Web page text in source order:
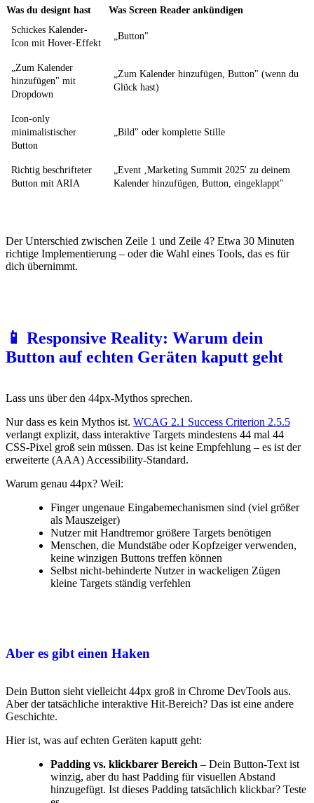
Was du designt hast
Was Screen Reader ankündigen
Schickes Kalender-
Icon mit Hover-Effekt
„Button"
„Zum Kalender
hinzufügen" mit
Dropdown
„Zum Kalender hinzufügen, Button" (wenn du
Glück hast)
Icon-only
minimalistischer
Button
„Bild" oder komplette Stille
Richtig beschrifteter
Button mit ARIA
„Event ‚Marketing Summit 2025' zu deinem
Kalender hinzufügen, Button, eingeklappt"
Der Unterschied zwischen Zeile 1 und Zeile 4? Etwa 30 Minuten
richtige Implementierung – oder die Wahl eines Tools, das es für
dich übernimmt.
📱 Responsive Reality: Warum dein
Button auf echten Geräten kaputt geht
Lass uns über den 44px-Mythos sprechen.
Nur dass es kein Mythos ist. WCAG 2.1 Success Criterion 2.5.5
verlangt explizit, dass interaktive Targets mindestens 44 mal 44
CSS-Pixel groß sein müssen. Das ist keine Empfehlung – es ist der
erweiterte (AAA) Accessibility-Standard.
Warum genau 44px? Weil:
Finger ungenaue Eingabemechanismen sind (viel größer
als Mauszeiger)
Nutzer mit Handtremor größere Targets benötigen
Menschen, die Mundstäbe oder Kopfzeiger verwenden,
keine winzigen Buttons treffen können
Selbst nicht-behinderte Nutzer in wackeligen Zügen
kleine Targets ständig verfehlen
Aber es gibt einen Haken
Dein Button sieht vielleicht 44px groß in Chrome DevTools aus.
Aber der tatsächliche interaktive Hit-Bereich? Das ist eine andere
Geschichte.
Hier ist, was auf echten Geräten kaputt geht:
Padding vs. klickbarer Bereich – Dein Button-Text ist
winzig, aber du hast Padding für visuellen Abstand
hinzugefügt. Ist dieses Padding tatsächlich klickbar? Teste